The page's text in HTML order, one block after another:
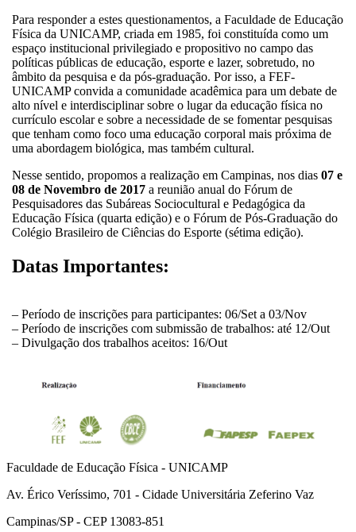
Para responder a estes questionamentos, a Faculdade de Educação
Física da UNICAMP, criada em 1985, foi constituída como um
espaço institucional privilegiado e propositivo no campo das
políticas públicas de educação, esporte e lazer, sobretudo, no
âmbito da pesquisa e da pós-graduação. Por isso, a FEF-
UNICAMP convida a comunidade acadêmica para um debate de
alto nível e interdisciplinar sobre o lugar da educação física no
currículo escolar e sobre a necessidade de se fomentar pesquisas
que tenham como foco uma educação corporal mais próxima de
uma abordagem biológica, mas também cultural.
Nesse sentido, propomos a realização em Campinas, nos dias07 e
08 de Novembro de 2017 a reunião anual do Fórum de
Pesquisadores das Subáreas Sociocultural e Pedagógica da
Educação Física (quarta edição) e o Fórum de Pós-Graduação do
Colégio Brasileiro de Ciências do Esporte (sétima edição).
Datas Importantes:
– Período de inscrições para participantes: 06/Set a 03/Nov
– Período de inscrições com submissão de trabalhos: até 12/Out
– Divulgação dos trabalhos aceitos: 16/Out
Faculdade de Educação Física - UNICAMP
Av. Érico Veríssimo, 701 - Cidade Universitária Zeferino Vaz
Campinas/SP - CEP 13083-851